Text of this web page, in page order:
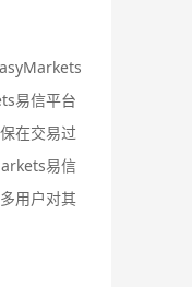
易信平台
在交易过
易信
用户对其